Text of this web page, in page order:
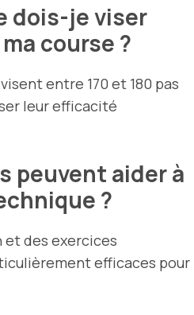
dois-je viser
course ?
entre 170 et 180 pas
leur efficacité
peuvent aider à
?
et des exercices
efficaces pour